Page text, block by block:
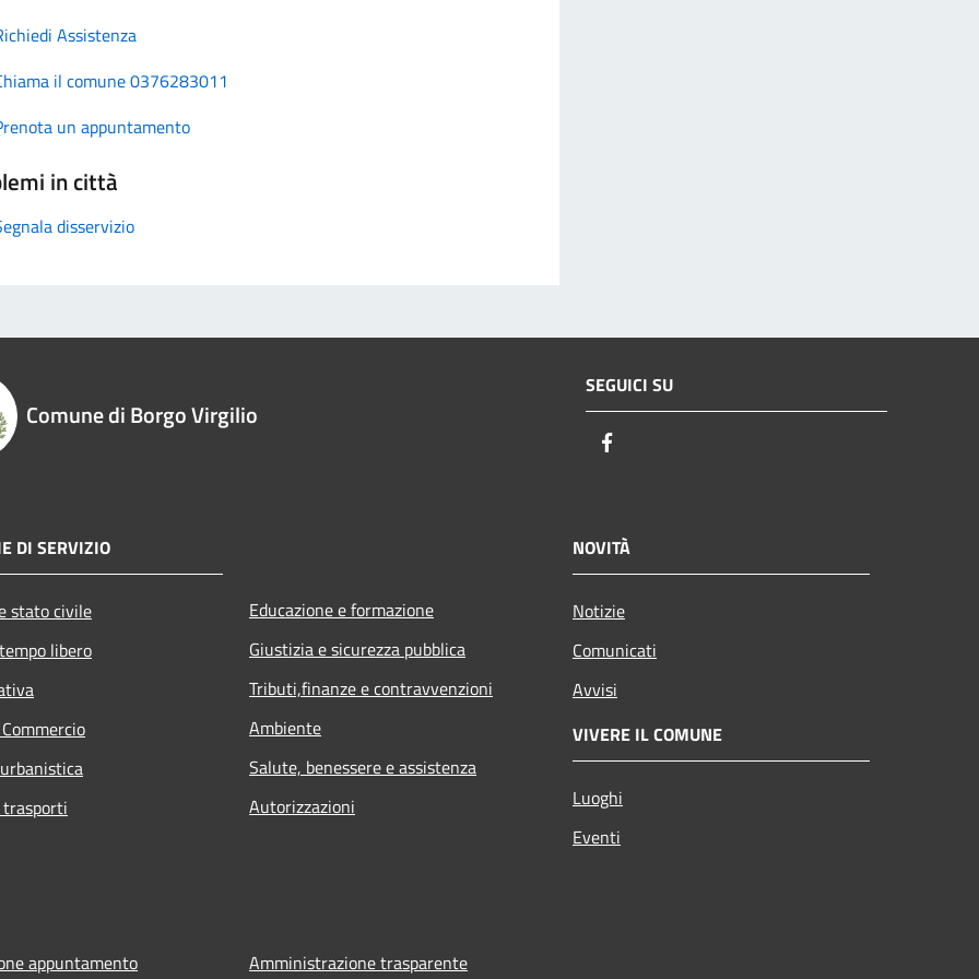
Assistenza
il comune 0376283011
un appuntamento
in città
disservizio
Comune di Borgo Virgilio
SEGUICI SU
DI SERVIZIO
stato civile
libero
Educazione e formazione
Giustizia e sicurezza pubblica
Tributi,finanze e contravvenzioni
Ambiente
Salute, benessere e assistenza
Autorizzazioni
NOVITÀ
Notizie
Comunicati
Avvisi
VIVERE IL COMUNE
Luoghi
Eventi
appuntamento Amministrazione trasparente